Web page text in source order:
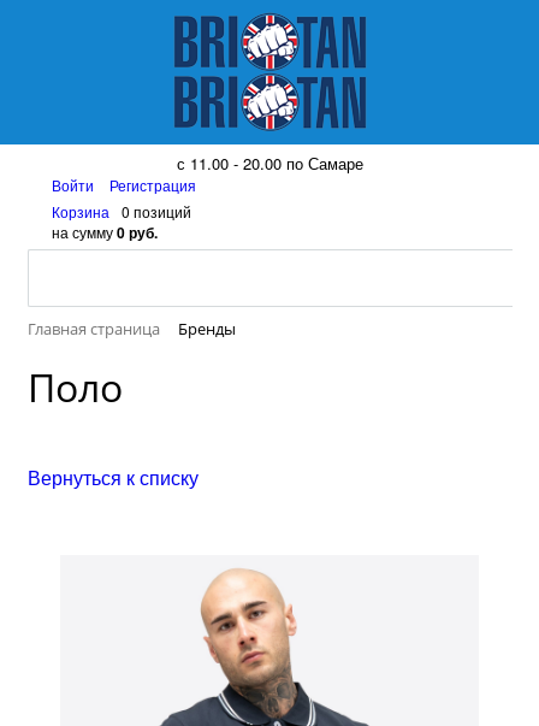
8 (917) 161 08 99
с 11.00 - 20.00 по Самаре
Войти
Регистрация
Корзина
0 позиций
на сумму0 руб.
Главная страница Бренды
Поло
Вернуться к списку